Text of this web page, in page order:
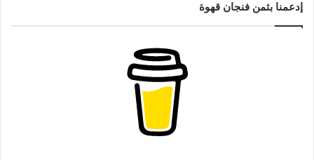
إدعمنا بثمن فنجان قهوة